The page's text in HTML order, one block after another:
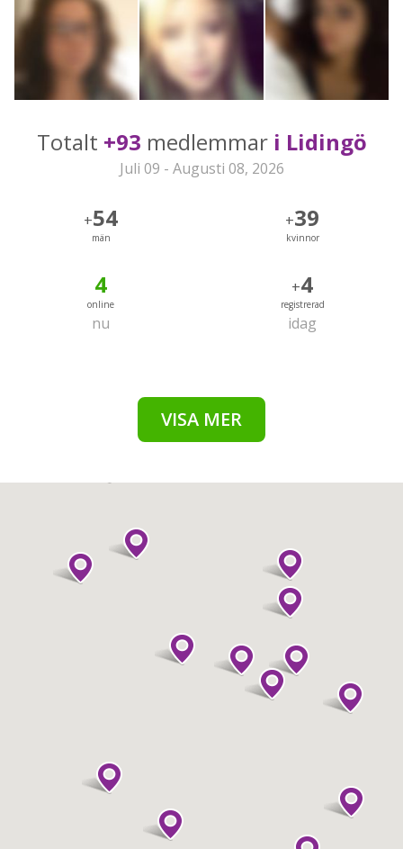
Totalt +93 medlemmar i Lidingö
Juli 09 - Augusti 08, 2026
+54
män
+39
kvinnor
4
online
nu
+4
registrerad
idag
VISA MER